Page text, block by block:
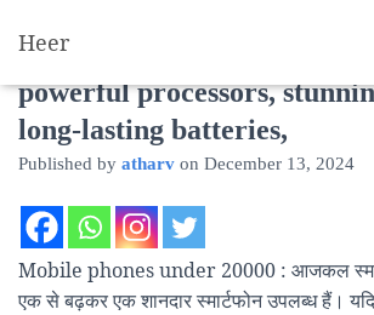
Heer
Mobile phones under 20000
powerful processors,
long-lasting batteries,
Published by atharv on December 13, 2024
Mobile phones under 20000 : आजकल
एक से बढ़कर एक शानदार स्मार्टफोन उपलब्ध हैं।